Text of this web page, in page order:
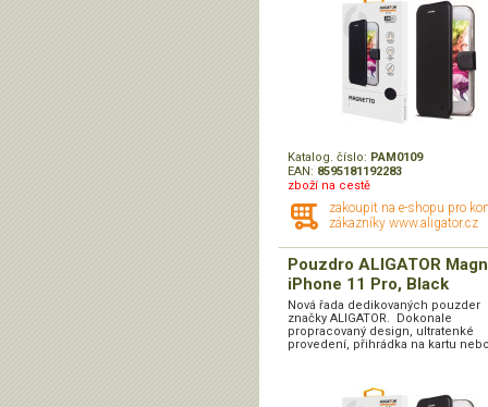
Katalog. číslo: PAM0109
EAN: 8595181192283
zboží na cestě
zakoupit na e-shopu pro
zákazníky www.aligator.cz
Pouzdro ALIGATOR
iPhone 11 Pro, Black
Nová řada dedikovaných pouzder
značky ALIGATOR. Dokonale
propracovaný design, ultratenké
provedení, přihrádka na kartu